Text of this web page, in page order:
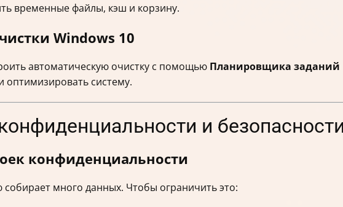
временные файлы, кэш и корзину.
Windows 10
автоматическую очистку с помощью Планировщика заданий
оптимизировать систему.
и
конфиденциальности
много данных. Чтобы ограничить это: